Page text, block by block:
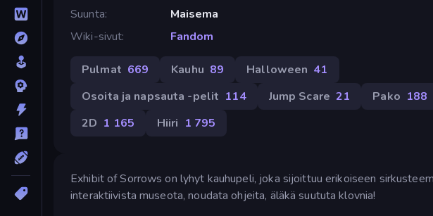
Suunta
Maisema
Wiki-sivut
Fandom
Pulmat 669 Kauhu 89 Halloween 41
Osoita ja napsauta -pelit 114 Jump Scare 21 Pako 188
2D 1 165 Hiiri 1 795
Exhibit of Sorrows on lyhyt kauhupeli, joka sijoittuu erikoiseen
interaktiivista museota, noudata ohjeita, äläkä suututa klovnia!